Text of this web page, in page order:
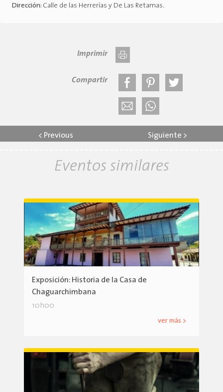
Dirección: Calle de las Herrerías y De Las Retamas.
Imprimir
Compartir
< Previous Siguiente >
Eventos similares
Exposición: Historia de la Casa de
Chaguarchimbana
10h00
ver más >